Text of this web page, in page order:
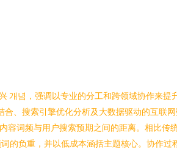
개념，强调以专业的分工和跨领域协作来提
、搜索引擎优化分析及大数据驱动的互联
容词频与用户搜索预期之间的距离。相比传
的负重，并以低成本涵括主题核心。协作过